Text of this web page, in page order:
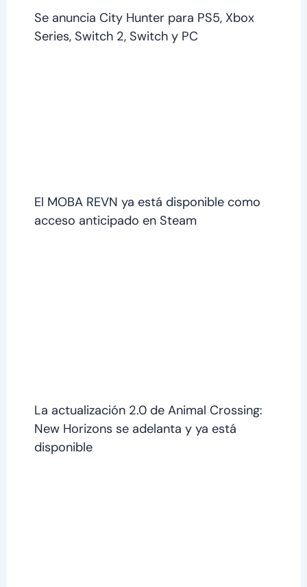
Se anuncia City Hunter para PS5, Xbox
Series, Switch 2, Switch y PC
El MOBA REVN ya está disponible como
acceso anticipado en Steam
La actualización 2.0 de Animal Crossing:
New Horizons se adelanta y ya está
disponible